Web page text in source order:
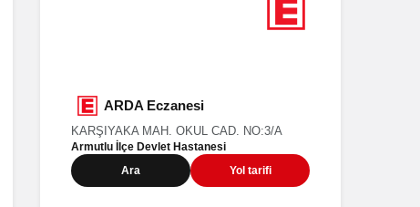
BÜŞRA Eczanesi
HÜRRİYET MAH. BAĞDAT CAD. NO:42/8-9
Ara Yol tarifi